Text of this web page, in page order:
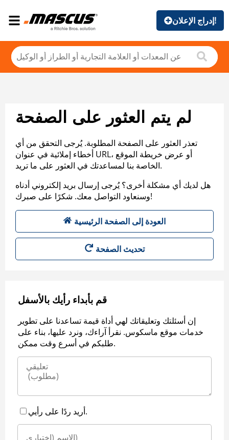
إدراج الإعلان!
لم يتم العثور على الصفحة
تعذر العثور على الصفحة المطلوبة. يُرجى التحقق من أي
أخطاء إملائية في عنوان URL، أو عرض خريطة الموقع
الخاصة بنا لمساعدتك في العثور على ما تريد.
هل لديك أي مشكلة أخرى؟ يُرجى إرسال بريد إلكتروني أدناه
وسنعاود التواصل معك. شكرًا على صبرك!
العودة إلى الصفحة الرئيسية
تحديث الصفحة
قم بأبداء رأيك بالأسفل
إن أسئلتك وتعليقاتك لهي أداة قيمة تساعدنا على تطوير
خدمات موقع ماسكوس. نقرأ آراءك، ونرد عليها، بناء على
طلبكم في أسرع وقت ممكن.
أريد ردًا على رأيي.